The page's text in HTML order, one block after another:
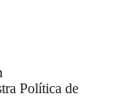
Política de